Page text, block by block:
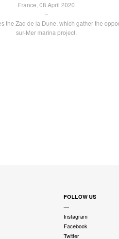
France, 08 April 2020
–
the Zad de la Dune, which gather the
sur-Mer marina project.
FOLLOW US
—
Instagram
Facebook
Twitter